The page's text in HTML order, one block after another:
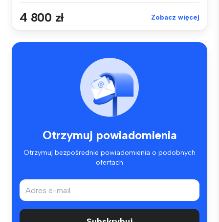
4 800 zł Zobacz więcej
Otrzymuj powiadomienia
Otrzymuj bezpośrednie powiadomienia o podobnych
ofertach